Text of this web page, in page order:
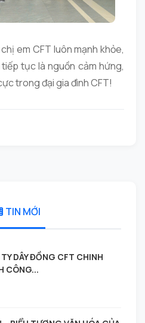
em CFT luôn mạnh khỏe,
tục là nguồn cảm hứng,
trong đại gia đình CFT!
TIN MỚI
DÂY ĐỒNG CFT CHINH
CÔNG...